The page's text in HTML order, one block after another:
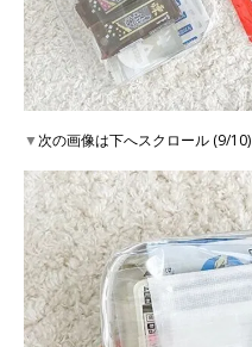
▼次の画像は下へスクロール (9/10)